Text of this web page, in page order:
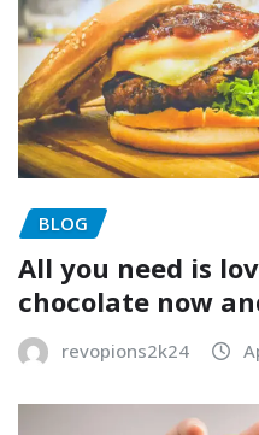
BLOG
All you need is
chocolate now
revopions2k24